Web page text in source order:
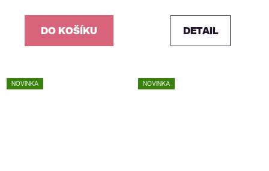
DO KOŠÍKU DETAIL
NOVINKA NOVINKA